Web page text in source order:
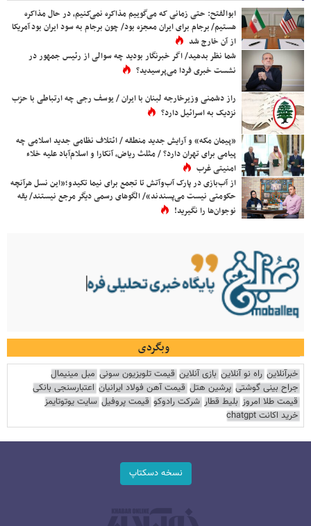
ابوالفتح: حتی زمانی که می‌گوییم مذاکره نمی‌کنیم، در حال مذاکره
هستیم/ برجام برای ایران معجزه بود/ چون برجام به سود ایران بود آمریکا
از آن خارج شد
شما نظر بدهید/ اگر خبرنگار بودید چه سوالی از رئیس جمهور در
نشست خبری فردا می‌پرسیدید؟
راز دشمنی وزیرخارجه لبنان با ایران / یوسف رجی چه ارتباطی با حزب
نزدیک به اسرائیل دارد؟
«پیمان مکه» و آرایش جدید منطقه / ائتلاف نظامی جدید اسلامی چه
پیامی برای تهران دارد؟ / مثلث ریاض، آنکارا و اسلام‌آباد علیه خلاء
امنیتی غرب
از آب‌بازی در پارک آب‌وآتش تا تجمع برای نیما تکیدو؛«این نسل هرآنچه
حکومتی نیست می‌پسندند»/ الگوهای رسمی دیگر مرجع نیستند/ یقه
نوجوان‌ها را نگیرید!
وبگردی
خبرآنلاین راه نو آنلاین بازی آنلاین قیمت تلویزیون سونی مبل مینیمال
جراح بینی گوشتی پرشین هتل قیمت آهن فولاد ایرانیان اعتبارسنجی بانکی
قیمت طلا امروز بلیط قطار شرکت رادوکو قیمت پروفیل سایت یوتوتایمز
خرید اکانت chatgpt
نسخه دسکتاپ